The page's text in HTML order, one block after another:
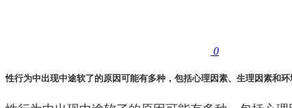
0
性行为中出现中途软了的原因可能有多种，包括心理因素、生理因素和